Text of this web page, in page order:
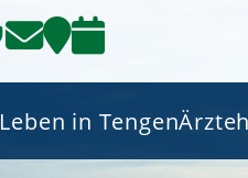
Leben in Tengen